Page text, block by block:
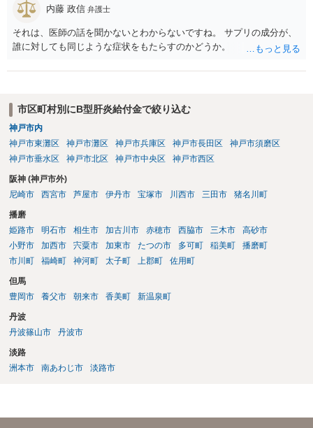
内藤 政信 弁護士
それは、医師の話を聞かないとわからないですね。 サプリの成分が、
誰に対しても同じような症状をもたらすのかどうか。
市区町村別にB型肝炎給付金で絞り込む
神戸市内
神戸市東灘区
神戸市灘区 神戸市兵庫区 神戸市長田区
神戸市須磨区
神戸市垂水区
神戸市北区 神戸市中央区 神戸市西区
阪神 (神戸市外)
尼崎市
西宮市 芦屋市 伊丹市 宝塚市 川西市 三田市 猪名川町
播磨
姫路市
明石市 相生市 加古川市 赤穂市 西脇市 三木市
高砂市
小野市
加西市 宍粟市 加東市 たつの市 多可町 稲美町
播磨町
市川町
福崎町 神河町 太子町 上郡町 佐用町
但馬
豊岡市
養父市 朝来市 香美町 新温泉町
丹波
丹波篠山市
丹波市
淡路
洲本市
南あわじ市 淡路市